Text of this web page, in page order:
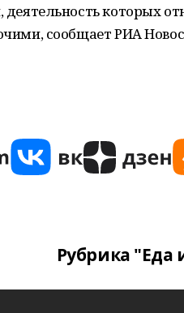
которых
сообщает РИА
Рубрика "Еда